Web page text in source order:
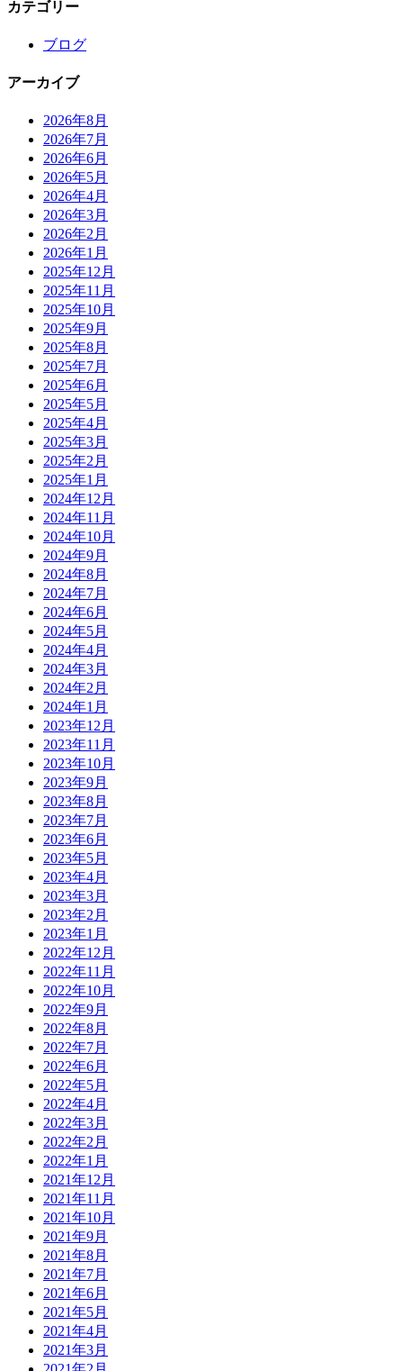
カテゴリー
ブログ
アーカイブ
2026年8月
2026年7月
2026年6月
2026年5月
2026年4月
2026年3月
2026年2月
2026年1月
2025年12月
2025年11月
2025年10月
2025年9月
2025年8月
2025年7月
2025年6月
2025年5月
2025年4月
2025年3月
2025年2月
2025年1月
2024年12月
2024年11月
2024年10月
2024年9月
2024年8月
2024年7月
2024年6月
2024年5月
2024年4月
2024年3月
2024年2月
2024年1月
2023年12月
2023年11月
2023年10月
2023年9月
2023年8月
2023年7月
2023年6月
2023年5月
2023年4月
2023年3月
2023年2月
2023年1月
2022年12月
2022年11月
2022年10月
2022年9月
2022年8月
2022年7月
2022年6月
2022年5月
2022年4月
2022年3月
2022年2月
2022年1月
2021年12月
2021年11月
2021年10月
2021年9月
2021年8月
2021年7月
2021年6月
2021年5月
2021年4月
2021年3月